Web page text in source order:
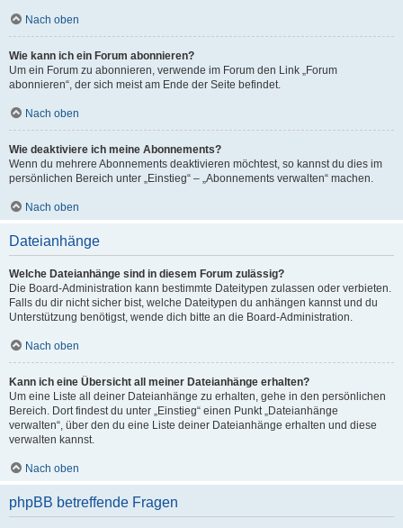
Nach oben
Wie kann ich ein Forum abonnieren?
Um ein Forum zu abonnieren, verwende im Forum den Link „Forum
abonnieren“, der sich meist am Ende der Seite befindet.
Nach oben
Wie deaktiviere ich meine Abonnements?
Wenn du mehrere Abonnements deaktivieren möchtest, so kannst du dies im
persönlichen Bereich unter „Einstieg“ – „Abonnements verwalten“ machen.
Nach oben
Dateianhänge
Welche Dateianhänge sind in diesem Forum zulässig?
Die Board-Administration kann bestimmte Dateitypen zulassen oder verbieten.
Falls du dir nicht sicher bist, welche Dateitypen du anhängen kannst und du
Unterstützung benötigst, wende dich bitte an die Board-Administration.
Nach oben
Kann ich eine Übersicht all meiner Dateianhänge erhalten?
Um eine Liste all deiner Dateianhänge zu erhalten, gehe in den persönlichen
Bereich. Dort findest du unter „Einstieg“ einen Punkt „Dateianhänge
verwalten“, über den du eine Liste deiner Dateianhänge erhalten und diese
verwalten kannst.
Nach oben
phpBB betreffende Fragen